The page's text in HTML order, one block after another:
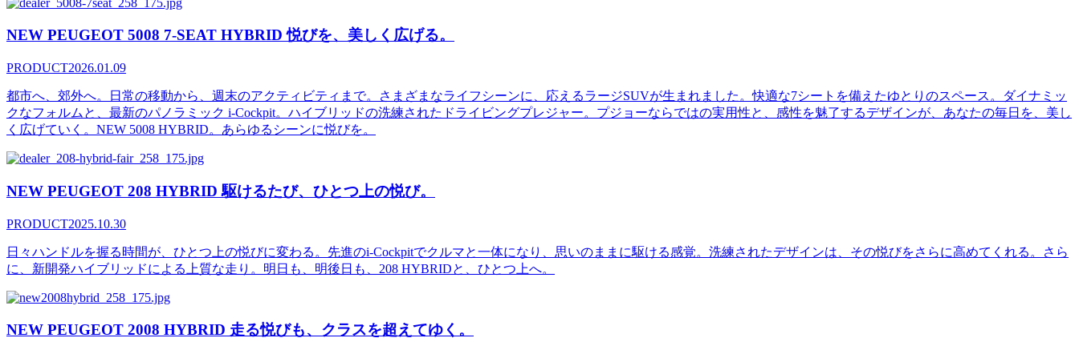
NEW PEUGEOT 5008 7-SEAT HYBRID 悦びを、美しく広げる。
PRODUCT2026.01.09
都市へ、郊外へ。日常の移動から、週末のアクティビティまで。さまざまなライフシーンに、応えるラージSUVが生まれました。快適な7シートを備えたゆとりのスペース。ダイナミッ
クなフォルムと、最新のパノラミック i-Cockpit。ハイブリッドの洗練されたドライビングプレジャー。プジョーならではの実用性と、感性を魅了するデザインが、あなたの毎日を、美し
く広げていく。NEW 5008 HYBRID。あらゆるシーンに悦びを。
NEW PEUGEOT 208 HYBRID 駆けるたび、ひとつ上の悦び。
PRODUCT2025.10.30
日々ハンドルを握る時間が、ひとつ上の悦びに変わる。先進のi-Cockpitでクルマと一体になり、思いのままに駆ける感覚。洗練されたデザインは、その悦びをさらに高めてくれる。さら
に、新開発ハイブリッドによる上質な走り。明日も、明後日も、208 HYBRIDと、ひとつ上へ。
NEW PEUGEOT 2008 HYBRID 走る悦びも、クラスを超えてゆく。